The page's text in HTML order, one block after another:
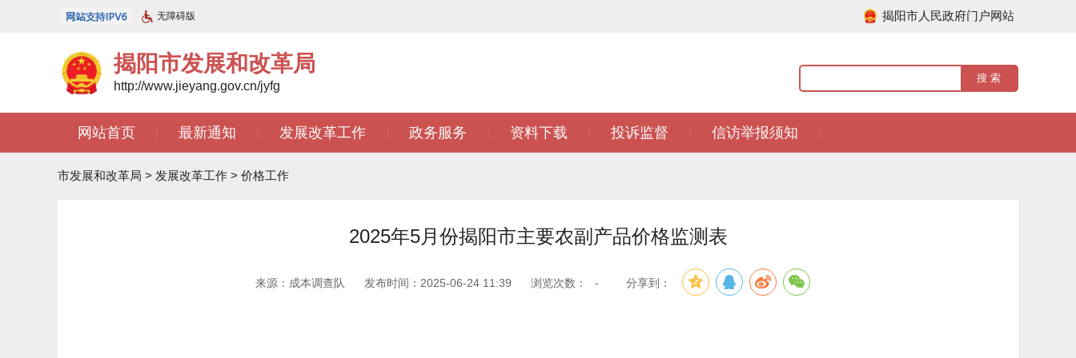
无障碍版 揭阳市人民政府门户网站
揭阳市发展和改革局
http://www.jieyang.gov.cn/jyfg
网站首页 最新通知 发展改革工作 政务服务 资料下载 投诉监督 信访举报须知
市发展和改革局 > 发展改革工作 > 价格工作
2025年5月份揭阳市主要农副产品价格监测表
来源：成本调查队 发布时间：2025-06-24 11:39 浏览次数： - 分享到：